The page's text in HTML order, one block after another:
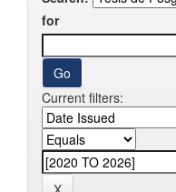
for
Current filters: